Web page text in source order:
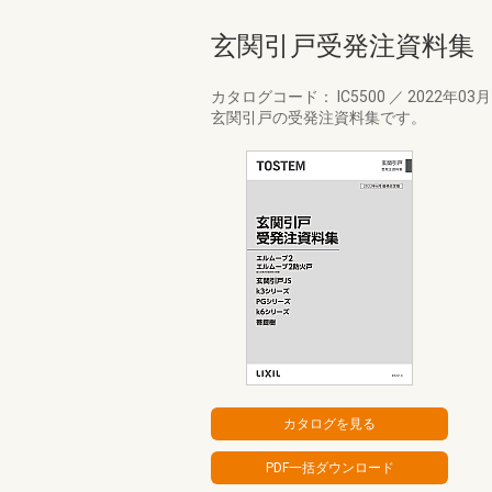
玄関引戸受発注資料集
カタログコード： IC5500 ／ 2022年03月
玄関引戸の受発注資料集です。